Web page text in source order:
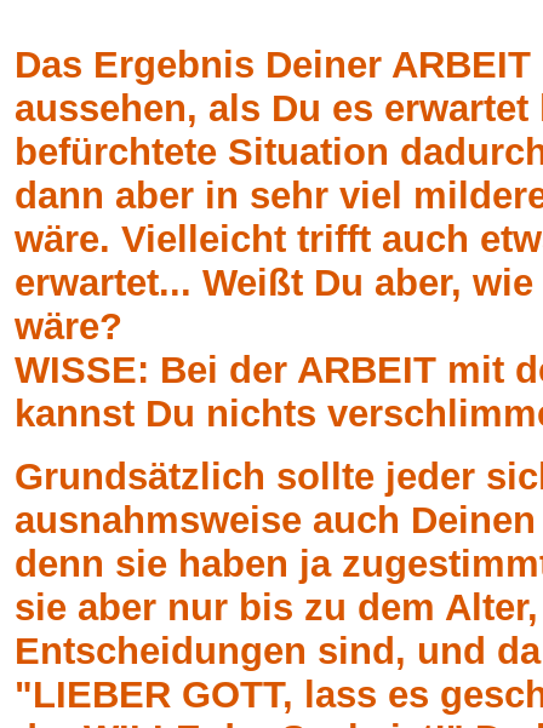
Das Ergebnis Deiner
aussehen, als Du es
befürchtete Situation
dann aber in sehr viel
wäre. Vielleicht trifft auch
erwartet... Weißt Du aber,
wäre?
WISSE: Bei der ARBEIT mit
kannst Du nichts
Grundsätzlich sollte jeder
ausnahmsweise auch
denn sie haben ja
sie aber nur bis zu dem
Entscheidungen sind, und
"LIEBER GOTT, lass es